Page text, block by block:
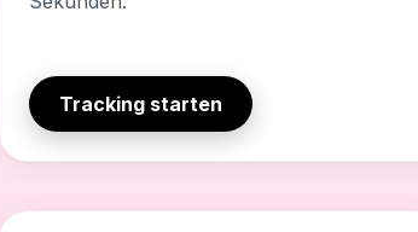
Tracking starten
Was dieses Tool enthält